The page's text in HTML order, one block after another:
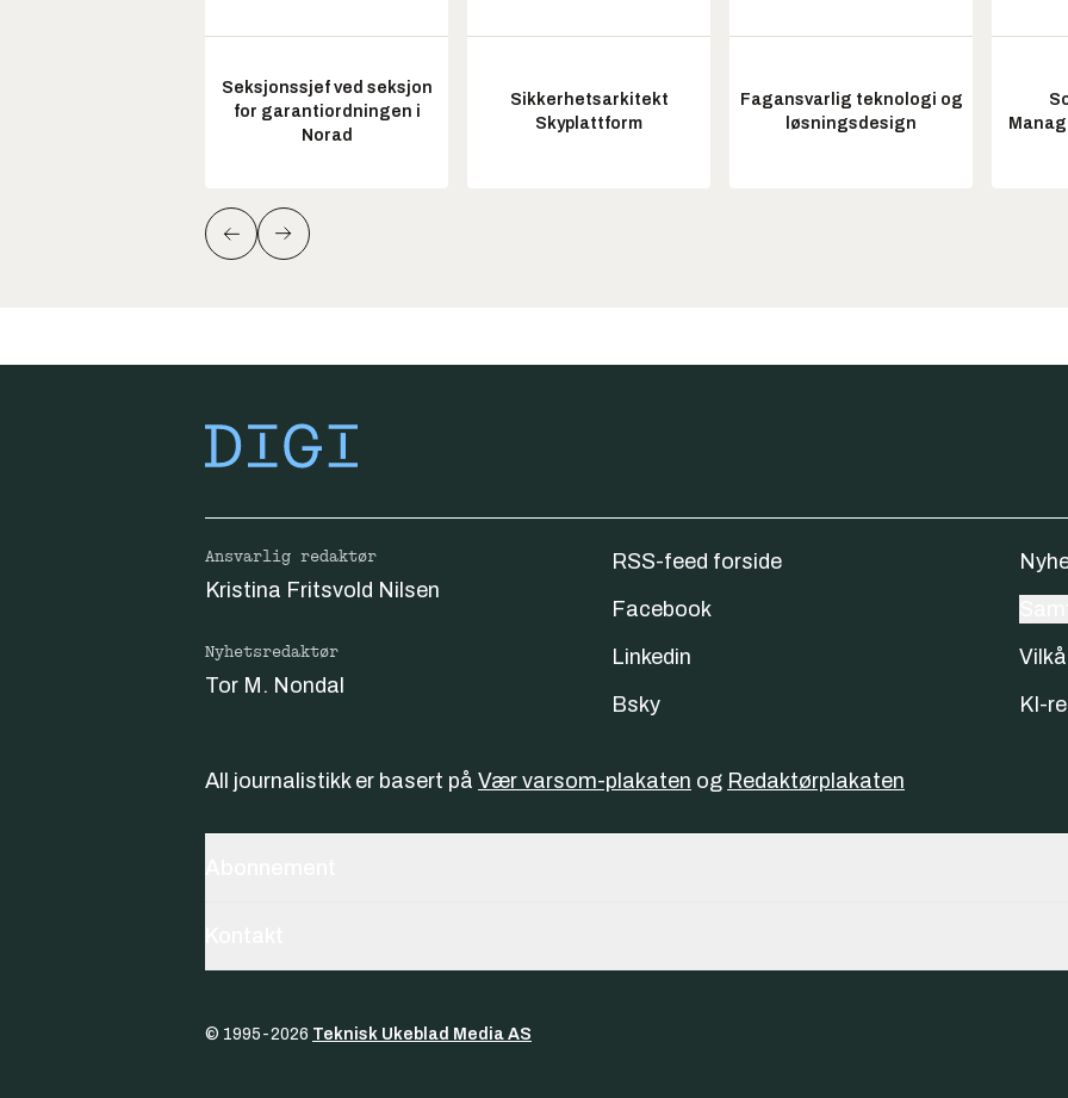
Seksjonssjef ved seksjon
for garantiordningen i
Norad
Sikkerhetsarkitekt
Skyplattform
Fagansvarlig teknologi og
løsningsdesign
Ansvarlig redaktør
Kristina Fritsvold Nilsen
Nyhetsredaktør
Tor M. Nondal
RSS-feed forside
Facebook
Linkedin
Bsky
KI-
All journalistikk er basert på Vær varsom-plakaten og Redaktørplakaten
© 1995-2026 Teknisk Ukeblad Media AS